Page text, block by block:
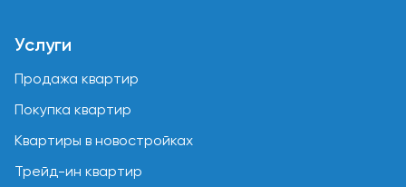
Услуги
Продажа квартир
Покупка квартир
Квартиры в новостройках
Трейд-ин квартир